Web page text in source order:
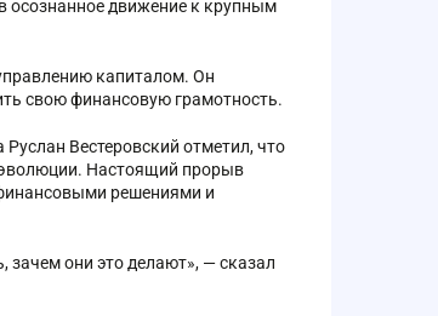
осознанное движение к крупным
капиталом. Он
свою финансовую грамотность.
Вестеровский отметил, что
эволюции. Настоящий прорыв
решениями и
они это делают», — сказал